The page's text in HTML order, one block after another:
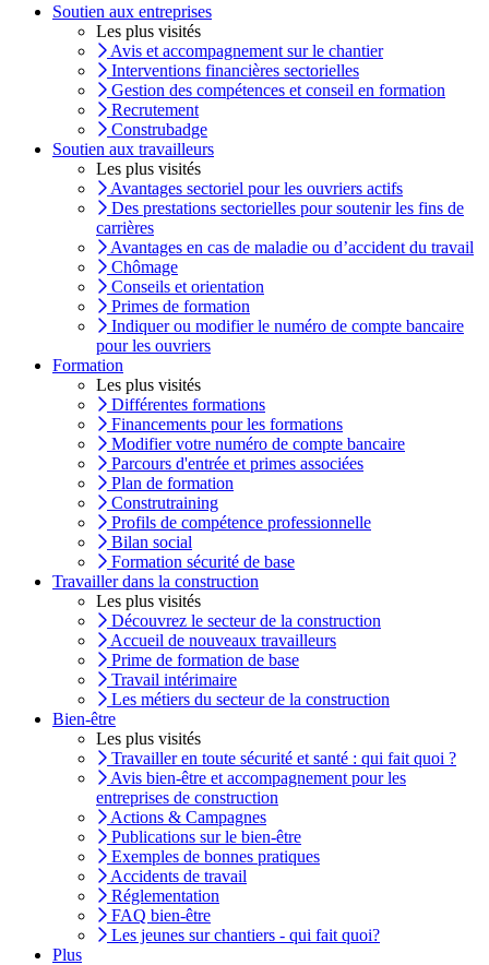
Soutien aux entreprises
Les plus visités
Avis et accompagnement sur le chantier
Interventions financières sectorielles
Gestion des compétences et conseil en formation
Recrutement
Construbadge
Soutien aux travailleurs
Les plus visités
Avantages sectoriel pour les ouvriers actifs
Des prestations sectorielles pour soutenir les fins de
carrières
Avantages en cas de maladie ou d’accident du travail
Chômage
Conseils et orientation
Primes de formation
Indiquer ou modifier le numéro de compte bancaire
pour les ouvriers
Formation
Les plus visités
Différentes formations
Financements pour les formations
Modifier votre numéro de compte bancaire
Parcours d'entrée et primes associées
Plan de formation
Construtraining
Profils de compétence professionnelle
Bilan social
Formation sécurité de base
Travailler dans la construction
Les plus visités
Découvrez le secteur de la construction
Accueil de nouveaux travailleurs
Prime de formation de base
Travail intérimaire
Les métiers du secteur de la construction
Bien-être
Les plus visités
Travailler en toute sécurité et santé : qui fait quoi ?
Avis bien-être et accompagnement pour les
entreprises de construction
Actions & Campagnes
Publications sur le bien-être
Exemples de bonnes pratiques
Accidents de travail
Réglementation
FAQ bien-être
Les jeunes sur chantiers - qui fait quoi?
Plus